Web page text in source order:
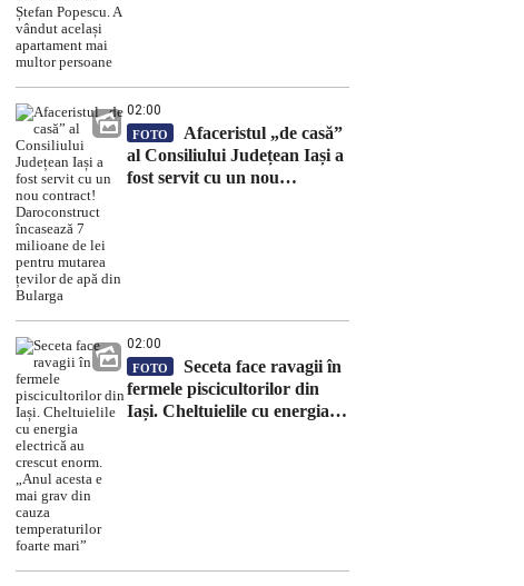
02:00
FOTO
Afaceristul „de casă”
al Consiliului Județean Iași a
fost servit cu un nou
02:00
FOTO
Seceta face ravagii în
fermele piscicultorilor din
Iași. Cheltuielile cu energia